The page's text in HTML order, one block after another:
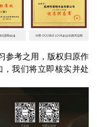
参考之用，版权归原作
我们将立即核实并处